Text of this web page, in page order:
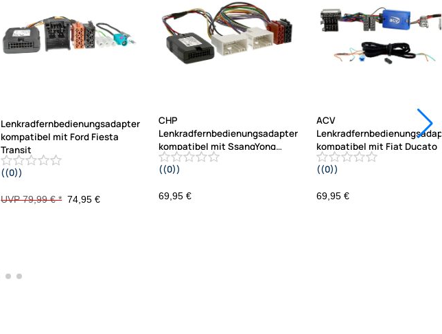
Lenkradfernbedienungsadapter
kompatibel mit Ford Fiesta
Transit
Ecosport mit 1 DIN OEM Radio T15114A
/ SYNC3
((0))
UVP 79,99 € *74,95 €
CHP
Lenkradfernbedienungsadapter
kompatibel mit SsangYong
Korando ab
2016
((0))
69,95 €
ACV
kompatibel mit Fiat Ducato
2021-2023 Fahrzeuge ohne
Werksradio ISO / Mini ISO Telefon
((0))
69,95 €